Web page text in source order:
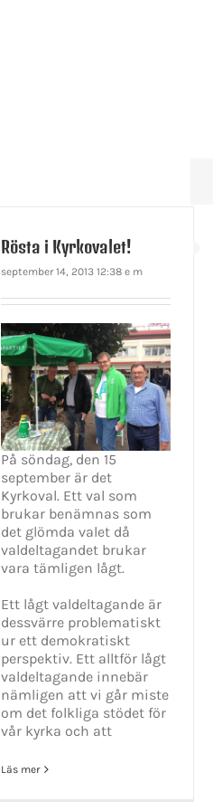
Rösta i Kyrkovalet!
september 14, 2013 12:38 e m
På söndag, den 15
september är det
Kyrkoval. Ett val som
brukar benämnas som
det glömda valet då
valdeltagandet brukar
vara tämligen lågt.
Ett lågt valdeltagande är
dessvärre problematiskt
ur ett demokratiskt
perspektiv. Ett alltför lågt
valdeltagande innebär
nämligen att vi går miste
om det folkliga stödet för
vår kyrka och att
Läs mer